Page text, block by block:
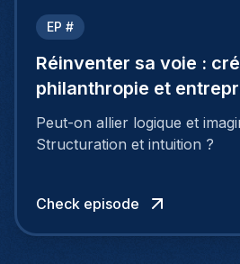
EP #
Réinventer sa voie :
philanthropie et
Marie Logé
Peut-on allier logique et
Structuration et intuition ?
Check episode